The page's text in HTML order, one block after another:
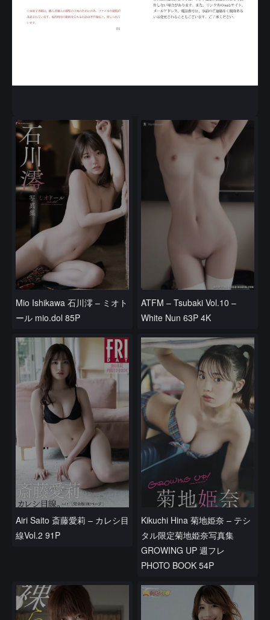
Mio Ishikawa 石川澪 – ミオト
ール mio.dol 85P
ATFM – Tsubaki Vol.10 –
White Nun 63P 4K
Airi Saito 斎藤愛莉 – カレシ目
線Vol.2 91P
Kikuchi Hina 菊地姫奈 – テシ
タル限定菊地姫奈写真集
GROWING UP 週フレ
PHOTO BOOK 54P